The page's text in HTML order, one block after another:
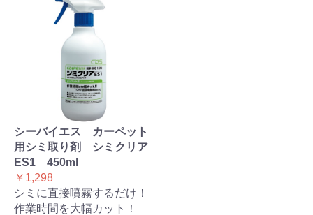
シーバイエス カーペット
用シミ取り剤 シミクリア
ES1 450ml
￥1,298
シミに直接噴霧するだけ！
作業時間を大幅カット！